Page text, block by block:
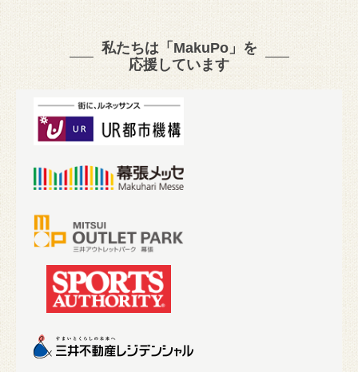
私たちは「MakuPo」を
応援しています